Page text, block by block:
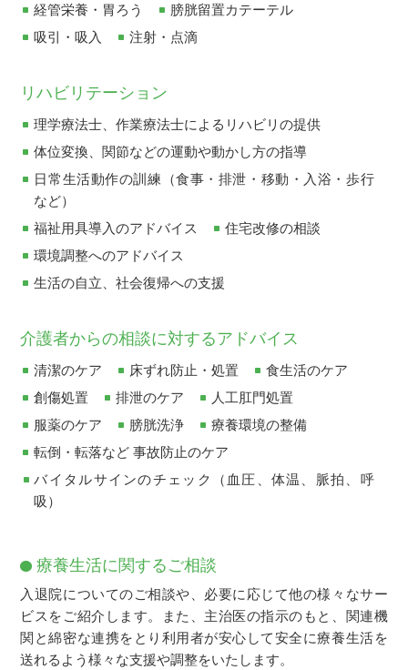
経管栄養・胃ろう
膀胱留置カテーテル
吸引・吸入
注射・点滴
リハビリテーション
理学療法士、作業療法士によるリハビリの提供
体位変換、関節などの運動や動かし方の指導
日常生活動作の訓練（食事・排泄・移動・入浴・歩行
など）
福祉用具導入のアドバイス
住宅改修の相談
環境調整へのアドバイス
生活の自立、社会復帰への支援
介護者からの相談に対するアドバイス
清潔のケア 床ずれ防止・処置
食生活のケア
創傷処置
排泄のケア
人工肛門処置
服薬のケア
膀胱洗浄
療養環境の整備
転倒・転落など 事故防止のケア
バイタルサインのチェック（血圧、体温、脈拍、呼
吸）
療養生活に関するご相談
入退院についてのご相談や、必要に応じて他の様々なサー
ビスをご紹介します。また、主治医の指示のもと、関連機
関と綿密な連携をとり利用者が安心して安全に療養生活を
送れるよう様々な支援や調整をいたします。